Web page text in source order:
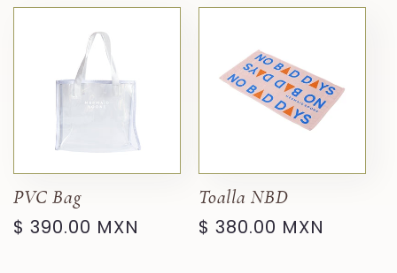
PVC Bag
Precio
$ 390.00 MXN
Toalla NBD
Precio
$ 380.00 MXN